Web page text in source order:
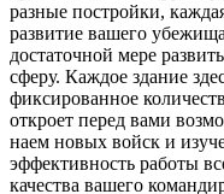
разные постройки,
развитие вашего
достаточной мере
сферу. Каждое здание
фиксированное
откроет перед вами
наем новых войск и
эффективность работы
качества вашего